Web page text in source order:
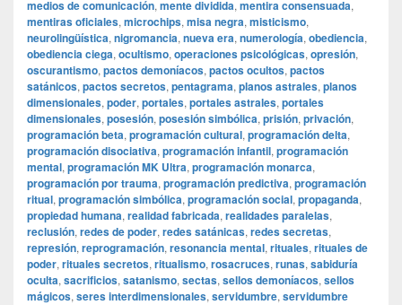
medios de comunicación, mente dividida, mentira consensuada,
mentiras oficiales, microchips, misa negra, misticismo,
neurolingüística, nigromancia, nueva era, numerología, obediencia,
obediencia ciega, ocultismo, operaciones psicológicas, opresión,
oscurantismo, pactos demoníacos, pactos ocultos, pactos
satánicos, pactos secretos, pentagrama, planos astrales, planos
dimensionales, poder, portales, portales astrales, portales
dimensionales, posesión, posesión simbólica, prisión, privación,
programación beta, programación cultural, programación delta,
programación disociativa, programación infantil, programación
mental, programación MK Ultra, programación monarca,
programación por trauma, programación predictiva, programación
ritual, programación simbólica, programación social, propaganda,
propiedad humana, realidad fabricada, realidades paralelas,
reclusión, redes de poder, redes satánicas, redes secretas,
represión, reprogramación, resonancia mental, rituales, rituales de
poder, rituales secretos, ritualismo, rosacruces, runas, sabiduría
oculta, sacrificios, satanismo, sectas, sellos demoníacos, sellos
mágicos, seres interdimensionales, servidumbre, servidumbre